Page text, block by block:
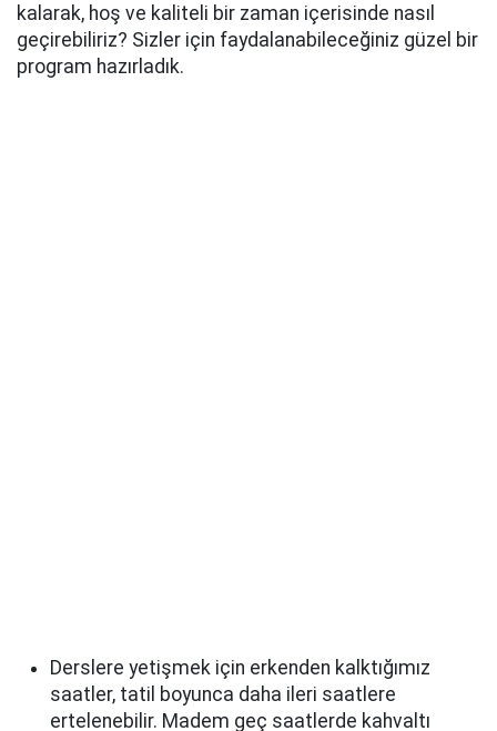
kalarak, hoş ve kaliteli bir zaman içerisinde nasıl
geçirebiliriz? Sizler için faydalanabileceğiniz güzel bir
program hazırladık.
Derslere yetişmek için erkenden kalktığımız
saatler, tatil boyunca daha ileri saatlere
ertelenebilir. Madem geç saatlerde kahvaltı